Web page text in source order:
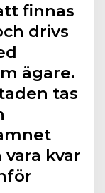
finnas
drivs
ägare.
tas
vara kvar